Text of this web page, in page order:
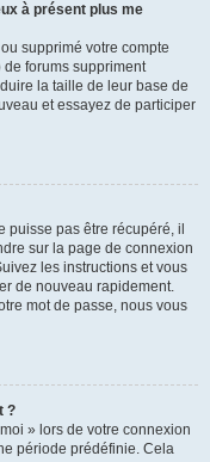
à présent plus me
supprimé votre compte
forums suppriment
la taille de leur base de
et essayez de participer
puisse pas être récupéré, il
sur la page de connexion
les instructions et vous
de nouveau rapidement.
mot de passe, nous vous
?
» lors de votre connexion
période prédéfinie. Cela